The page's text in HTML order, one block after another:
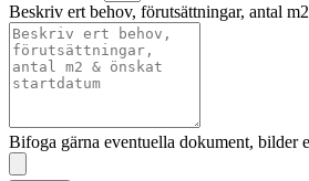
Beskriv ert behov, förutsättningar, antal
Bifoga gärna eventuella dokument, bilder